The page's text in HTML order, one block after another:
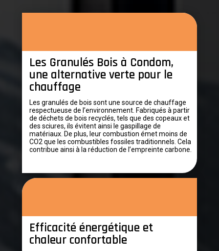
Les Granulés Bois à Condom,
une alternative verte pour le
chauffage
Les granulés de bois sont une source de chauffage
respectueuse de l’environnement. Fabriqués à partir
de déchets de bois recyclés, tels que des copeaux et
des sciures, ils évitent ainsi le gaspillage de
matériaux. De plus, leur combustion émet moins de
CO2 que les combustibles fossiles traditionnels. Cela
contribue ainsi à la réduction de l’empreinte carbone.
Efficacité énergétique et
chaleur confortable